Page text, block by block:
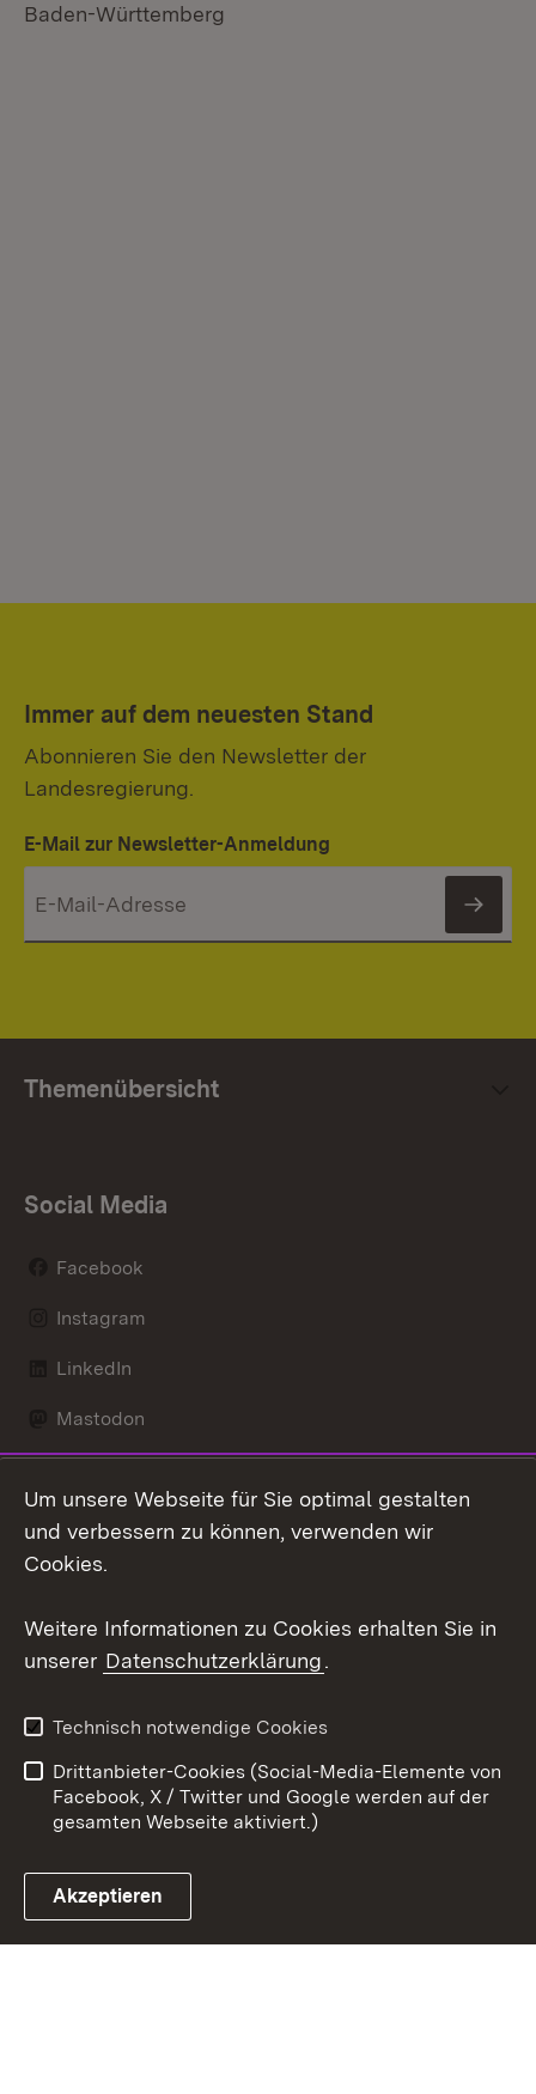
Baden-Württemberg
Immer auf dem neuesten Stand
Abonnieren Sie den Newsletter der
Landesregierung.
E-Mail zur Newsletter-Anmeldung
Themenübersicht
Social Media
Facebook
Instagram
LinkedIn
Mastodon
X / Twitter
Youtube
Link zum Landesportal
Kontakt
Datenschutz
Barrierefreiheit
Impressum Cookies
Um unsere Webseite für Sie optimal gestalten
und verbessern zu können, verwenden wir
Cookies.
Weitere Informationen zu Cookies erhalten Sie in
unserer Datenschutzerklärung.
Technisch notwendige Cookies
Drittanbieter-Cookies (Social-Media-Elemente von
Facebook, X / Twitter und Google werden auf der
gesamten Webseite aktiviert.)
Akzeptieren